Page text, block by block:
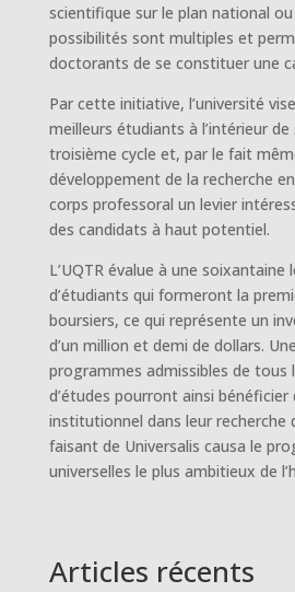
scientifique sur le plan national
possibilités sont multiples et
doctorants de se constituer une
Par cette initiative, l’université
meilleurs étudiants à l’intérieur
troisième cycle et, par le fait
développement de la recherche
corps professoral un levier
des candidats à haut potentiel.
L’UQTR évalue à une soixantaine
d’étudiants qui formeront la
boursiers, ce qui représente un
d’un million et demi de dollars.
programmes admissibles de tous
d’études pourront ainsi bénéficier
institutionnel dans leur recherche
faisant de Universalis causa le
universelles le plus ambitieux de
Articles récents